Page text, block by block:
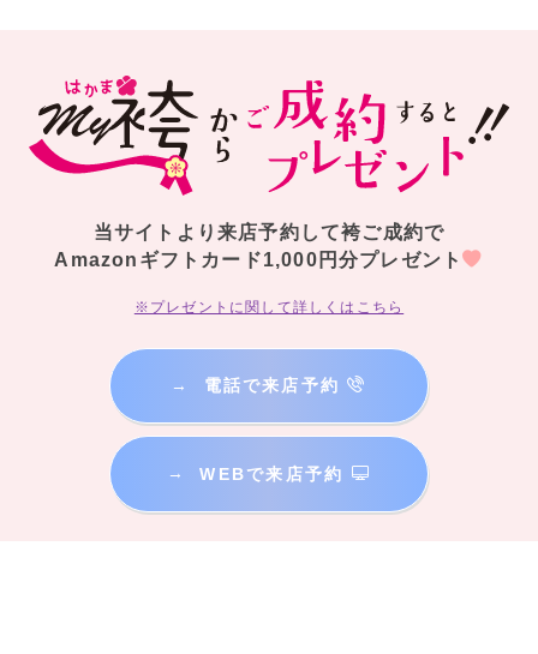
当サイトより来店予約して袴ご成約で
Amazonギフトカード1,000円分プレゼント
※プレゼントに関して詳しくはこちら
→ 電話で来店予約
→ WEBで来店予約